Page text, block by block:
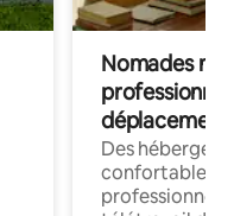
Nomades
déplacement
Des
confortables
professionnels